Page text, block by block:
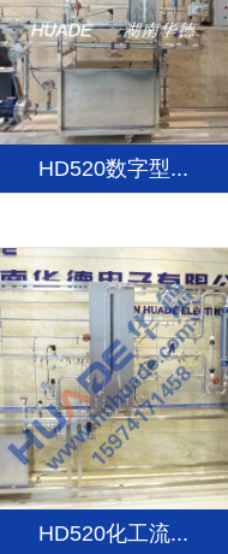
HD520数字型...
HD520化工流...